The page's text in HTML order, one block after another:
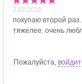
2.02.2018
покупаю второй
тяжелее. очень
Пожалуйста,